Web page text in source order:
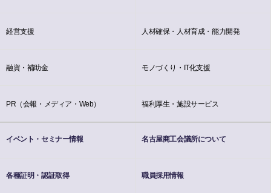
経営支援
融資・補助金
PR（会報・メディア・Web）
人材確保・人材育成・能力開発
モノづくり・IT化支援
福利厚生・施設サービス
イベント・セミナー情報
各種証明・認証取得
名古屋商工会議所について
職員採用情報